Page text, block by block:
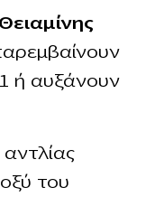
ή αυξάνουν
αντλίας
του